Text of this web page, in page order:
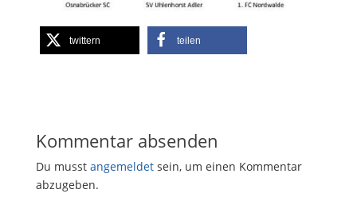
twittern teilen
Kommentar absenden
Du musst angemeldetsein, um einen Kommentar
abzugeben.